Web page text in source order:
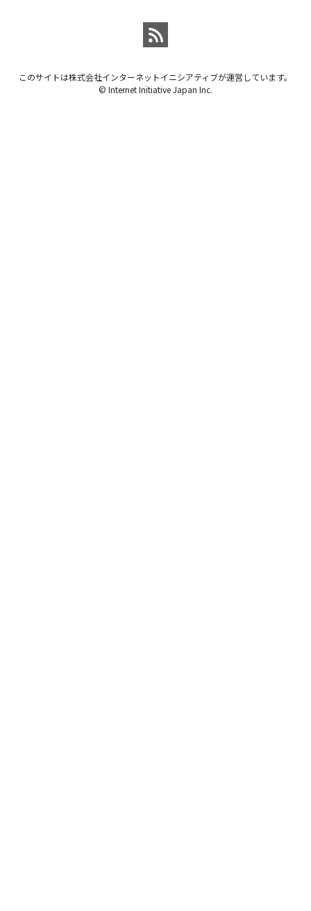
このサイトは株式会社インターネットイニシアティブが運営しています。
© Internet Initiative Japan Inc.